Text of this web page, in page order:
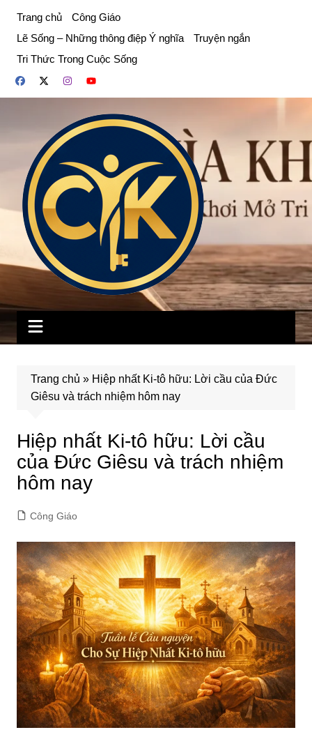
phần
dung
Trang chủ
Công Giáo
Lẽ Sống – Những thông điệp Ý nghĩa
Truyện ngắn
Tri Thức Trong Cuộc Sống
Trang chủ » Hiệp nhất Ki-tô hữu: Lời cầu của Đức
Giêsu và trách nhiệm hôm nay
Hiệp nhất Ki-tô hữu: Lời cầu
của Đức Giêsu và trách nhiệm
hôm nay
Công Giáo